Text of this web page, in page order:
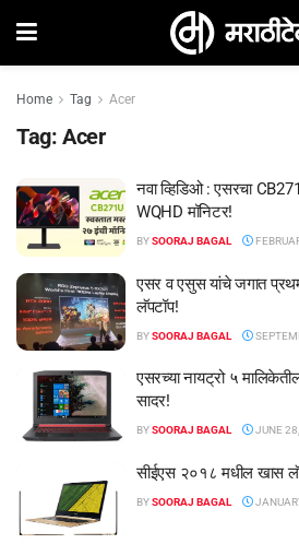
Home Tag Acer
Tag: Acer
नवा व्हिडिओ : एसरचा
WQHD मॉनिटर!
BYSOORAJ BAGAL
एसर व एसुस यांचे जगात
लॅपटॉप!
BYSOORAJ BAGAL
एसरच्या नायट्रो ५
सादर!
BYSOORAJ BAGAL JUNE
सीईएस २०१८ मधील खास
BYSOORAJ BAGAL